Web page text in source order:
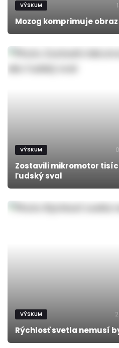
VÝSKUM
Mozog komprimuje
VÝSKUM
Zostavili mikromotor
ľudský sval
VÝSKUM
Rýchlosť svetla nemusí